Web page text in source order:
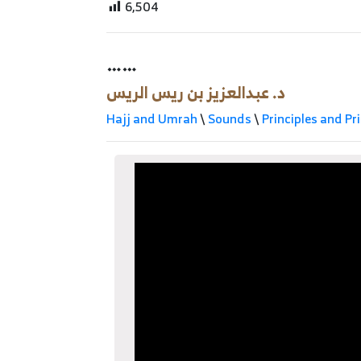
6,504
……
د. عبدالعزيز بن ريس الريس
Hajj and Umrah\Sounds\Principles and